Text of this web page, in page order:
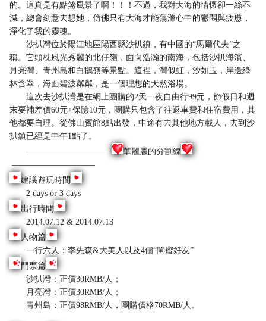
的。這真是有點煞風景了啊！！！不過，我對大海的情懷卻一絲不
減，總會刻意去想她，仿佛只有大海才能蕩滌心中的鬱悶與疲憊，
淨化了我的靈魂。
沙扒灣位於陽江地區陽西縣沙扒鎮，有中國的“馬爾代夫”之
稱。它頭枕風光秀麗的北仔嶺，面向浩瀚的南海，包括沙扒海濱、
月亮灣、青州島和白鵝嶺等景點。這裡，灣似虹，沙如玉，岸邊綠
林含翠，海面碧波粼粼，是一個理想的天然浴場。
這次去沙扒灣是在網上團購的2天一夜自由行99元，節假日和週
末要補差價60元+保險10元，團購只包含了往返車費和住宿費用，其
他都要自理。從佛山賓館8點出發，中途有去其他地方載人，去到沙
扒鎮已經是中午1點了。
——————————
華麗麗的分割線
——————————
建議遊玩時間
2 days or 3 days
出行時間
2014.07.12 & 2014.07.13
人物篇
一行六人：李先森&大美人以及4個“閨蜜好友”
門票篇
沙扒灣：正價30RMB/人；
月亮灣：正價30RMB/人；
青州島：正價98RMB/人，團購價格70RMB/人。